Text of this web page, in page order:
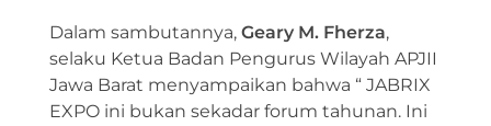
Dalam sambutannya, Geary M. Fherza,
selaku Ketua Badan Pengurus Wilayah APJII
Jawa Barat menyampaikan bahwa “ JABRIX
EXPO ini bukan sekadar forum tahunan. Ini